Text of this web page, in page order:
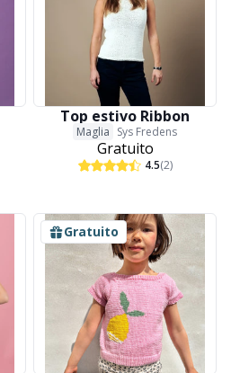
Top estivo Ribbon
Maglia Sys Fredens
Gratuito
4.5(2)
Gratuito